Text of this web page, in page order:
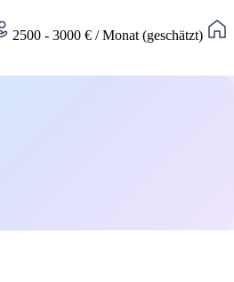
2500 - 3000 € / Monat (geschätzt)